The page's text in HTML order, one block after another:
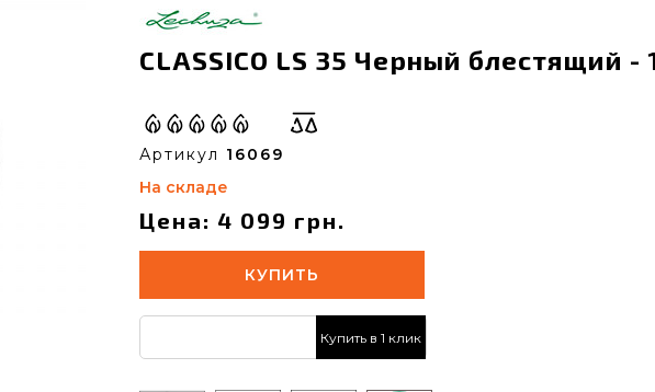
CLASSICO LS 35 Черный блестящий -
Артикул 16069
На складе
Цена: 4 099 грн.
КУПИТЬ
Купить в 1 клик